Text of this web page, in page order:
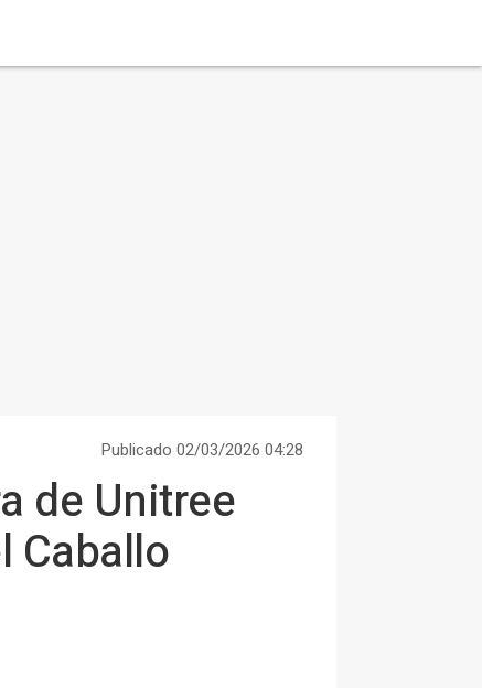
Publicado 02/03/2026 04:28
de Unitree
Caballo